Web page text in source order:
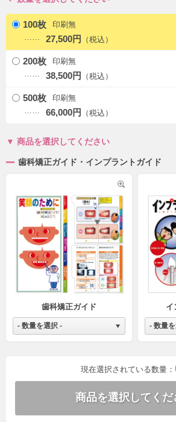
100枚 印刷無
27,500円
200枚 印刷無
38,500円
500枚 印刷無
66,000円
商品を選択してください
歯科矯正ガイド・インプラントガイド
歯科矯正ガイド イ
現在選択されている数量：